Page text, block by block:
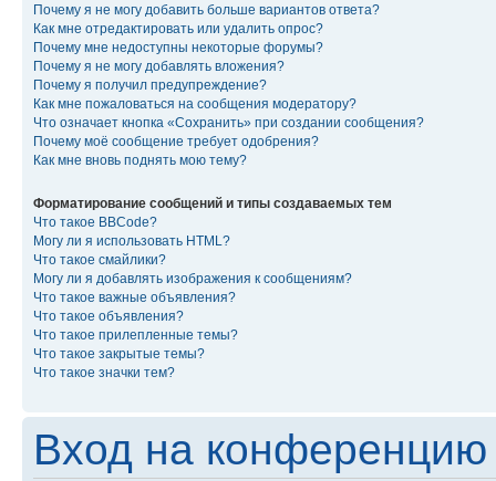
Почему я не могу добавить больше вариантов ответа?
Как мне отредактировать или удалить опрос?
Почему мне недоступны некоторые форумы?
Почему я не могу добавлять вложения?
Почему я получил предупреждение?
Как мне пожаловаться на сообщения модератору?
Что означает кнопка «Сохранить» при создании сообщения?
Почему моё сообщение требует одобрения?
Как мне вновь поднять мою тему?
Форматирование сообщений и типы создаваемых тем
Что такое BBCode?
Могу ли я использовать HTML?
Что такое смайлики?
Могу ли я добавлять изображения к сообщениям?
Что такое важные объявления?
Что такое объявления?
Что такое прилепленные темы?
Что такое закрытые темы?
Что такое значки тем?
Вход на конференцию